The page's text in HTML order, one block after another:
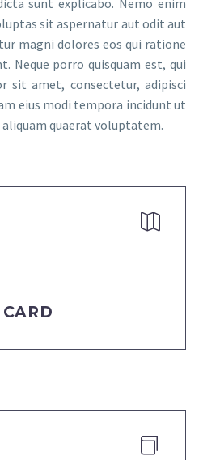
sunt explicabo. Nemo enim
sit aspernatur aut odit aut
magni dolores eos qui ratione
Neque porro quisquam est, qui
sit amet, consectetur, adipisci
eius modi tempora incidunt ut
quaerat voluptatem.



